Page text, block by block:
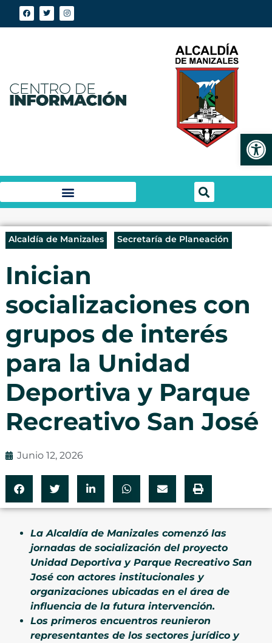
Alcaldía de Manizales Secretaría de Planeación
Inician
socializaciones con
grupos de interés
para la Unidad
Deportiva y Parque
Recreativo San José
Junio 12, 2026
La Alcaldía de Manizales comenzó las
jornadas de socialización del proyecto
Unidad Deportiva y Parque Recreativo San
José con actores institucionales y
organizaciones ubicadas en el área de
influencia de la futura intervención.
Los primeros encuentros reunieron
representantes de los sectores jurídico y